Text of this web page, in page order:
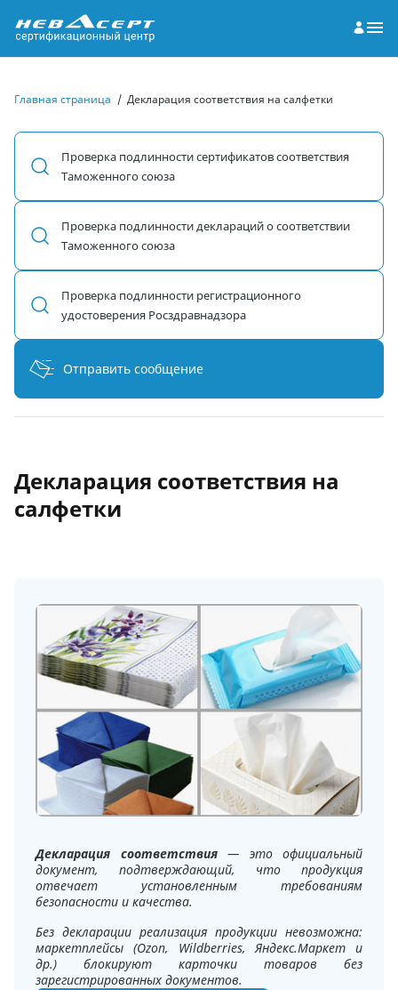
Главная страница / Декларация соответствия на салфетки
Проверка подлинности сертификатов соответствия
Таможенного союза
Проверка подлинности деклараций о соответствии
Таможенного союза
Проверка подлинности регистрационного
удостоверения Росздравнадзора
Отправить сообщение
Декларация соответствия на
салфетки
Декларация соответствия— это официальный
документ, подтверждающий, что продукция
отвечает установленным требованиям
безопасности и качества.
Без декларации реализация продукции невозможна:
маркетплейсы (Ozon, Wildberries, Яндекс.Маркет и
др.) блокируют карточки товаров без
зарегистрированных документов.